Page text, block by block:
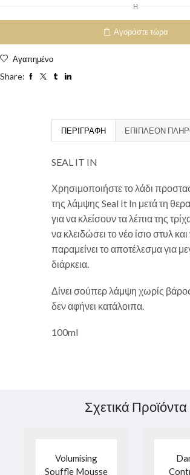
H
Αγοράστε τώρα
Αγαπημένο
Share:
ΠΕΡΙΓΡΑΦΉ ΕΠΙΠΛΈΟΝ
SEAL IT IN
Χρησιμοποιήστε το λάδι
της λάμψης Seal It In μετά τη
για να κλείσουν τα λέπια της
να κλειδώσει το νέο ίσιο στυλ
παραμείνει το αποτέλεσμα για
διάρκεια.
Δίνει σούπερ λάμψη χωρίς
δεν αφήνει κατάλοιπα.
100ml
Σχετικά Προϊόντα
Volumising
Souffle Mousse